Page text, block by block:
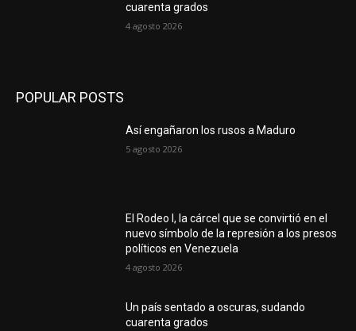
cuarenta grados
4 agosto 2026
POPULAR POSTS
Así engañaron los rusos a Maduro
5 agosto 2026
El Rodeo I, la cárcel que se convirtió en el
nuevo símbolo de la represión a los presos
políticos en Venezuela
4 agosto 2026
Un país sentado a oscuras, sudando
cuarenta grados